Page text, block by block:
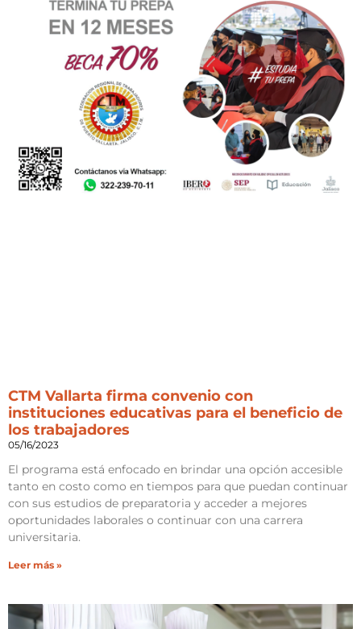
CTM Vallarta firma convenio con
instituciones educativas para el beneficio de
los trabajadores
05/16/2023
El programa está enfocado en brindar una opción accesible
tanto en costo como en tiempos para que puedan continuar
con sus estudios de preparatoria y acceder a mejores
oportunidades laborales o continuar con una carrera
universitaria.
Leer más »